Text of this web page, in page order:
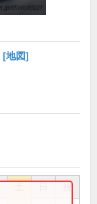
[地図]
祝